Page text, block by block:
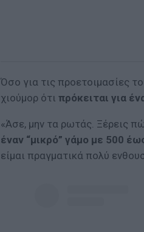
Όσο για τις προετοιμασίες
χιούμορ ότι πρόκειται για
«Άσε, μην τα ρωτάς. Ξέρεις
έναν “μικρό” γάμο με 500
είμαι πραγματικά πολύ